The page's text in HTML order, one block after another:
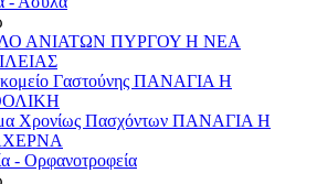
ΑΝΙΑΤΩΝ ΠΥΡΓΟΥ Η ΝΕΑ
Γαστούνης ΠΑΝΑΓΙΑ Η
Χρονίως Πασχόντων ΠΑΝΑΓΙΑ Η
- Ορφανοτροφεία